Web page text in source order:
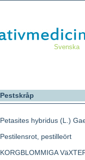
Svenska
Pestskråp
Petasites hybridus (L.)
Pestilensrot, pestilleört
KORGBLOMMIGA